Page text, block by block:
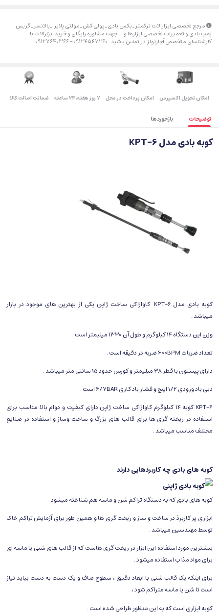
مرجع تخصصی ابزارالات ترکمتر_بکس بادی_پولی کش_مولتی پلایر _بالانسر_گریس
پمپ بادی و تعمیرات تخصصی ابزارها و….جهت مشاوره رایگان و خرید ابزارالات با
کارشناسان متخصص آچارتولز در تماس باشید . 09124547260 – 09127640366
اﻣﮑﺎن ﺗﺤﻮﯾﻞ اﮐﺴﭙﺮس امکان پرداخت در محل ۷ روز ﻫﻔﺘﻪ، ۲۴ ﺳﺎﻋﺘﻪ ضمانت اصالت کالا
توضیحات بازخوردها
کوبه بادی مدل KPT-6
کوبه بادی مدل KPT-6 کاوازاکی ساخت ژاپن یکی از بهترین های موجود در بازار
میباشد .
وزن این دستگاه 14 کیلوگرم و طول آن 1330 میلیمتر است .
تعداد ضربات 600BPM ضربه در دقیقه است .
دارای پیستون با قطر 38 میلیمتر و کورس حدود 15 سانتی متر میباشد .
دبی باد ورودی 1/2 اینچ و فشار باد کاری 6/7BAR است .
KPT-6 کوبه 14 کیلوگرم کاوازاکی ساخت ژاپن دارای کیفیت و دوام بالا مناسب برای
استفاده در ریخته گری ها برای قالب های بزرگ و ساخت وساز و استفاده در صنایع
مختلف مناسب میباشد .
کوبه های بادی چه کاربردهایی دارند
کوبه های بادی که به دستگاه تراکم شن و ماسه هم شناخته میشود .
ابزاری پر کاربرذ در ساخت و ساز و ریخت گری ها و همین طور برای آزمایش تراکم خاک
توسط مهندسین میباشد .
بیشترین مورد استفاده این ابزار در ریخت گری هاست که از قالب های شنی یا ماسه ای
برای مواد مذاب استفاده میشود .
برای اینکه یک قالب شنی با ابعاد دقیق ، سطوح صاف و یک دست به دست بیاید نیاز
است تا شن یا ماسه متراکم شود ،
کوبه ابزاری است که به این منظور طراحی شده است .